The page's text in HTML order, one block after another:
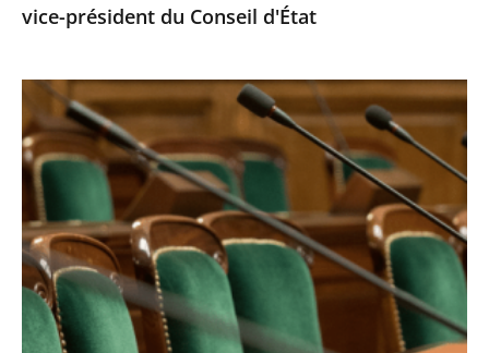
vice-président du Conseil d'État
Prix
de
thèse
en
droit
public
2025
les